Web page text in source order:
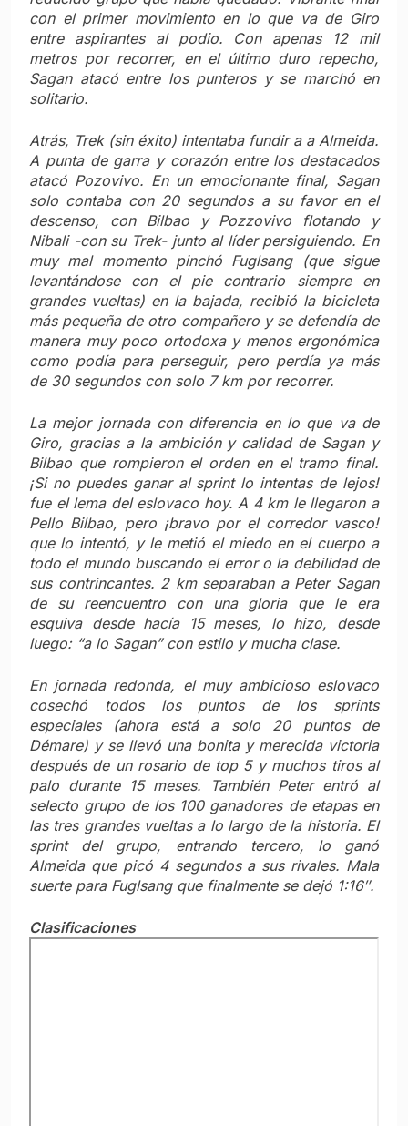
con el primer movimiento en lo que va de Giro
entre aspirantes al podio. Con apenas 12 mil
metros por recorrer, en el último duro repecho,
Sagan atacó entre los punteros y se marchó en
solitario.
Atrás, Trek (sin éxito) intentaba fundir a a Almeida.
A punta de garra y corazón entre los destacados
atacó Pozovivo. En un emocionante final, Sagan
solo contaba con 20 segundos a su favor en el
descenso, con Bilbao y Pozzovivo flotando y
Nibali -con su Trek- junto al líder persiguiendo. En
muy mal momento pinchó Fuglsang (que sigue
levantándose con el pie contrario siempre en
grandes vueltas) en la bajada, recibió la bicicleta
más pequeña de otro compañero y se defendía de
manera muy poco ortodoxa y menos ergonómica
como podía para perseguir, pero perdía ya más
de 30 segundos con solo 7 km por recorrer.
La mejor jornada con diferencia en lo que va de
Giro, gracias a la ambición y calidad de Sagan y
Bilbao que rompieron el orden en el tramo final.
¡Si no puedes ganar al sprint lo intentas de lejos!
fue el lema del eslovaco hoy. A 4 km le llegaron a
Pello Bilbao, pero ¡bravo por el corredor vasco!
que lo intentó, y le metió el miedo en el cuerpo a
todo el mundo buscando el error o la debilidad de
sus contrincantes. 2 km separaban a Peter Sagan
de su reencuentro con una gloria que le era
esquiva desde hacía 15 meses, lo hizo, desde
luego: “a lo Sagan” con estilo y mucha clase.
En jornada redonda, el muy ambicioso eslovaco
cosechó todos los puntos de los sprints
especiales (ahora está a solo 20 puntos de
Démare) y se llevó una bonita y merecida victoria
después de un rosario de top 5 y muchos tiros al
palo durante 15 meses. También Peter entró al
selecto grupo de los 100 ganadores de etapas en
las tres grandes vueltas a lo largo de la historia. El
sprint del grupo, entrando tercero, lo ganó
Almeida que picó 4 segundos a sus rivales. Mala
suerte para Fuglsang que finalmente se dejó 1:16″.
Clasificaciones